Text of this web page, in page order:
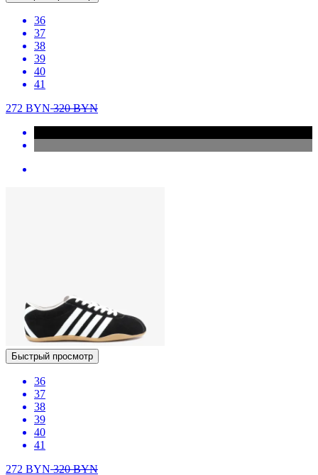
36
37
38
39
40
41
272 BYN320BYN
Быстрый просмотр
36
37
38
39
40
41
272 BYN320BYN